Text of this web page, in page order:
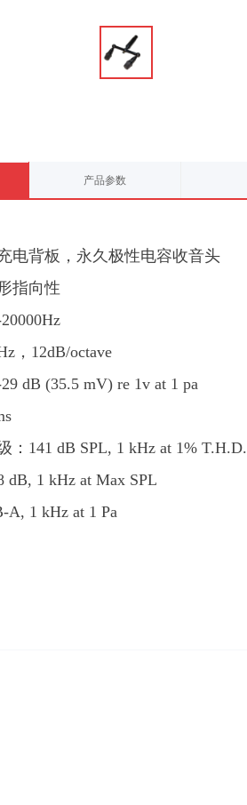
产品参数
电背板，永久极性电容收音头
指向性
，12dB/octave
dB (35.5 mV) re 1v at 1 pa
：141 dB SPL, 1 kHz at 1% T.H.D.
dB, 1 kHz at Max SPL
A, 1 kHz at 1 Pa